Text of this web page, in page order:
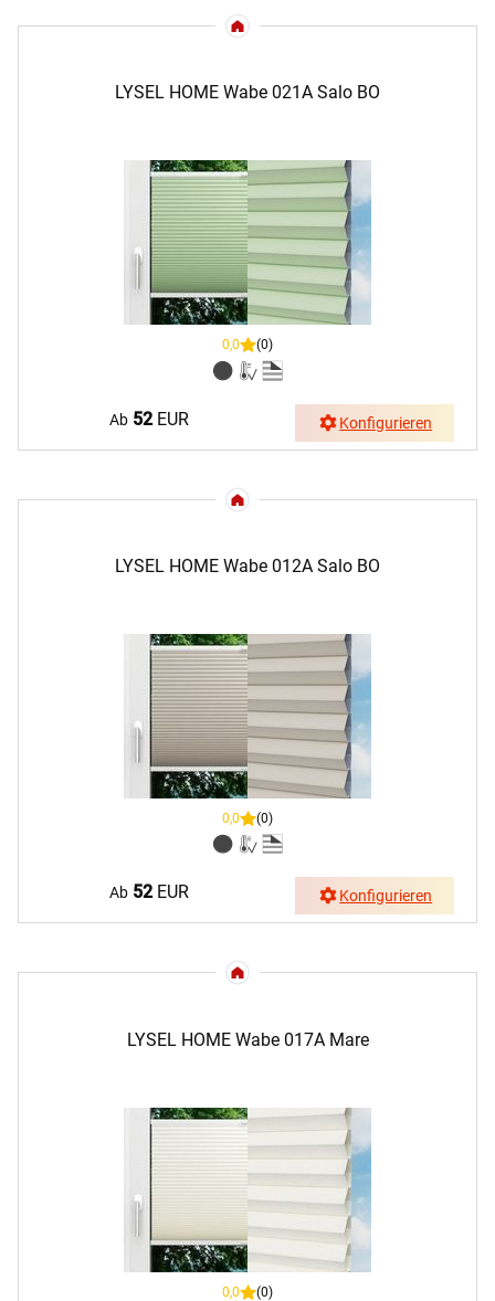
LYSEL HOME Wabe 021A Salo BO
0,0 (0)
Ab 52EUR Konfigurieren
LYSEL HOME Wabe 012A Salo BO
0,0 (0)
Ab 52EUR Konfigurieren
LYSEL HOME Wabe 017A Mare
0,0 (0)